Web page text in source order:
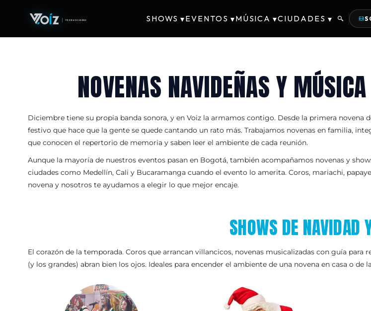
SHOWS ▾EVENTOS ▾MÚSICA ▾CIUDADES ▾
NOVENAS NAVIDEÑAS Y
Diciembre tiene su propia banda sonora, y en Voiz la armamos contigo. Desde la primera novena
festivo que hace que la gente se quede cantando un rato más. Trabajamos novenas en familia,
que conocen el repertorio de memoria y saben leer el ambiente de cada reunión.
Aunque la mayoría de nuestros eventos pasan en Bogotá, también acompañamos novenas y
ciudades como Medellín, Cali y Bucaramanga cuando el evento lo amerita. Coros, mariachi,
novena y nosotros te ayudamos a elegir lo que mejor encaje.
SHOWS DE NAVIDAD
El corazón de la temporada. Coros que arrancan villancicos, novenas musicalizadas con guía
(y los grandes) abran bien los ojos. Ideales para encender el ambiente de una novena en casa o de